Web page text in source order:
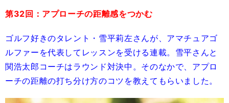
第32回：アプローチの距離感をつかむ
ゴルフ好きのタレント・雪平莉左さんが、アマチュアゴ
ルファーを代表してレッスンを受ける連載。雪平さんと
関浩太郎コーチはラウンド対決中。そのなかで、アプロ
ーチの距離の打ち分け方のコツを教えてもらいました。